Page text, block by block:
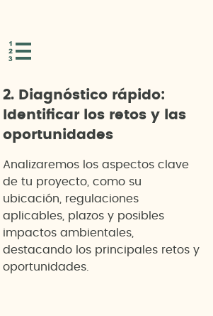
2. Diagnóstico rápido:
Identificar los retos y las
oportunidades
Analizaremos los aspectos clave
de tu proyecto, como su
ubicación, regulaciones
aplicables, plazos y posibles
impactos ambientales,
destacando los principales retos y
oportunidades.